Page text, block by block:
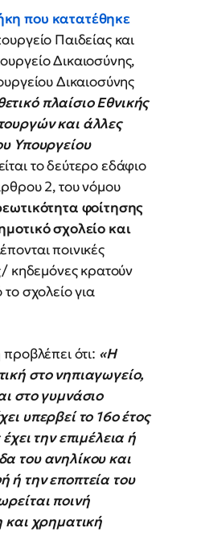
που κατατέθηκε
Παιδείας και
Δικαιοσύνης,
Δικαιοσύνης
πλαίσιο Εθνικής
και άλλες
Υπουργείου
το δεύτερο εδάφιο
2, του νόμου
φοίτησης
σχολείο και
ποινικές
κηδεμόνες κρατούν
σχολείο για
ότι: «Η
στο νηπιαγωγείο,
στο γυμνάσιο
υπερβεί το 16ο έτος
την επιμέλεια ή
του ανηλίκου και
ή την εποπτεία του
ποινή
και χρηματική